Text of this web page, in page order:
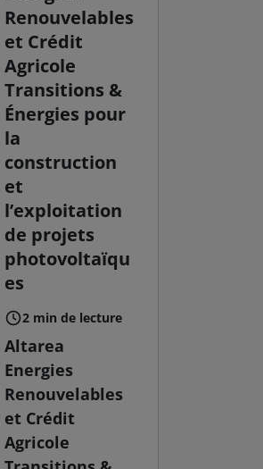
Renouvelables
et Crédit
Agricole
Transitions &
Énergies pour
la
construction
et
l’exploitation
de projets
photovoltaïqu
es
2 min de lecture
Altarea
Energies
Renouvelables
et Crédit
Agricole